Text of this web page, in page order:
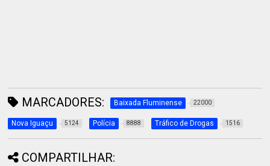
MARCADORES: Baixada Fluminense 22000
Nova Iguaçu 5124 Polícia 8888 Tráfico de Drogas 1516
COMPARTILHAR: